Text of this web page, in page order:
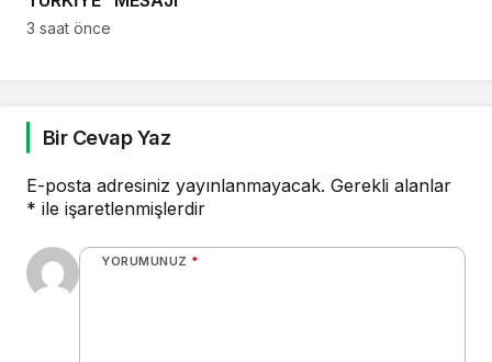
3 saat önce
Bir Cevap Yaz
E-posta adresiniz yayınlanmayacak. Gerekli alanlar
* ile işaretlenmişlerdir
YORUMUNUZ *